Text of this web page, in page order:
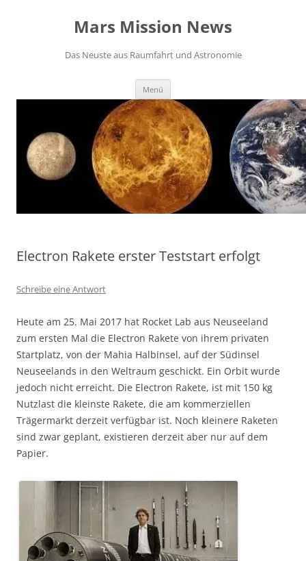
Mars Mission News
Das Neuste aus Raumfahrt und Astronomie
Menü
Electron Rakete erster Teststart erfolgt
Schreibe eine Antwort
Heute am 25. Mai 2017 hat Rocket Lab aus Neuseeland
zum ersten Mal die Electron Rakete von ihrem privaten
Startplatz, von der Mahia Halbinsel, auf der Südinsel
Neuseelands in den Weltraum geschickt. Ein Orbit wurde
jedoch nicht erreicht. Die Electron Rakete, ist mit 150 kg
Nutzlast die kleinste Rakete, die am kommerziellen
Trägermarkt derzeit verfügbar ist. Noch kleinere Raketen
sind zwar geplant, existieren derzeit aber nur auf dem
Papier.